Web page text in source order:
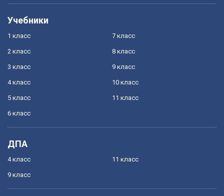
Учебники
1 класс
2 класс
3 класс
4 класс
5 класс
6 класс
7 класс
8 класс
9 класс
10 класс
11 класс
ДПА
4 класс
9 класс
11 класс